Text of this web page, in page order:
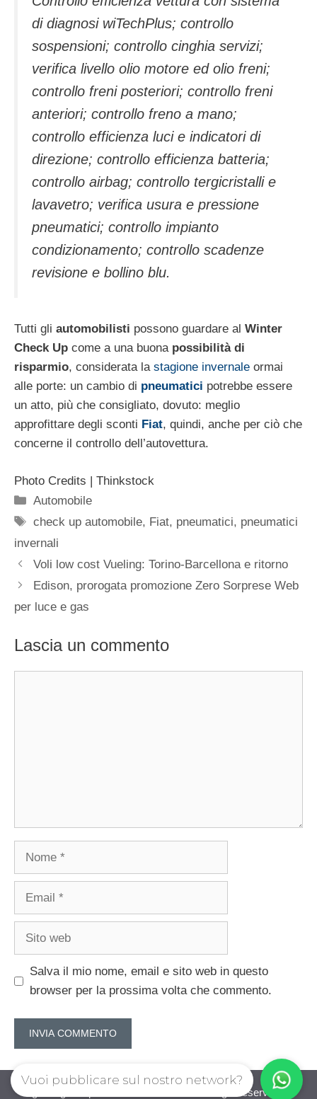
di diagnosi wiTechPlus; controllo
sospensioni; controllo cinghia servizi;
verifica livello olio motore ed olio freni;
controllo freni posteriori; controllo freni
anteriori; controllo freno a mano;
controllo efficienza luci e indicatori di
direzione; controllo efficienza batteria;
controllo airbag; controllo tergicristalli e
lavavetro; verifica usura e pressione
pneumatici; controllo impianto
condizionamento; controllo scadenze
revisione e bollino blu.
Tutti gli automobilisti possono guardare al Winter
Check Up come a una buona possibilità di
risparmio, considerata la stagione invernale ormai
alle porte: un cambio di pneumatici potrebbe essere
un atto, più che consigliato, dovuto: meglio
approfittare degli sconti Fiat, quindi, anche per ciò che
concerne il controllo dell’autovettura.
Photo Credits | Thinkstock
Categorie
Automobile
Tag
check up automobile, Fiat, pneumatici, pneumatici
invernali
Voli low cost Vueling: Torino-Barcellona e ritorno
Edison, prorogata promozione Zero Sorprese Web
per luce e gas
Lascia un commento
Nome
Email
Sito
Salva il mio nome, email e sito web in questo
browser per la prossima volta che commento.
guadagnorisparmiando.com © 2026. All right reserverd.
Vuoi pubblicare sul nostro network?